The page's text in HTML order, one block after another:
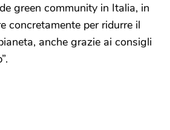
green community in Italia, in
concretamente per ridurre il
anche grazie ai consigli